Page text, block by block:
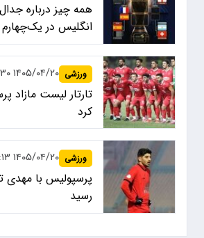
همه چیز درباره
انگلیس در
جهانی ۲۰۲۶
ورزشی ۱۴۰۵/۰۴/۲۰ ۱۵:۳۰
تارتار لیست مازاد
کرد
ورزشی ۱۴۰۵/۰۴/۲۰ ۱۵:۱۳
پرسپولیس با مهدی
رسید